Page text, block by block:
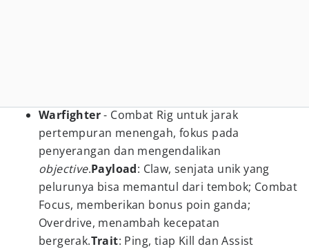
Warfighter- Combat Rig untuk jarak
pertempuran menengah, fokus pada
penyerangan dan mengendalikan
objective.Payload: Claw, senjata unik yang
pelurunya bisa memantul dari tembok; Combat
Focus, memberikan bonus poin ganda;
Overdrive, menambah kecepatan
bergerak.Trait: Ping, tiap Kill dan Assist